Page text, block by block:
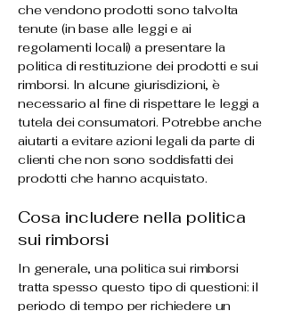
che vendono prodotti sono talvolta
tenute (in base alle leggi e ai
regolamenti locali) a presentare la
politica di restituzione dei prodotti e sui
rimborsi. In alcune giurisdizioni, è
necessario al fine di rispettare le leggi a
tutela dei consumatori. Potrebbe anche
aiutarti a evitare azioni legali da parte di
clienti che non sono soddisfatti dei
prodotti che hanno acquistato.
Cosa includere nella politica
sui rimborsi
In generale, una politica sui rimborsi
tratta spesso questo tipo di questioni: il
periodo di tempo per richiedere un